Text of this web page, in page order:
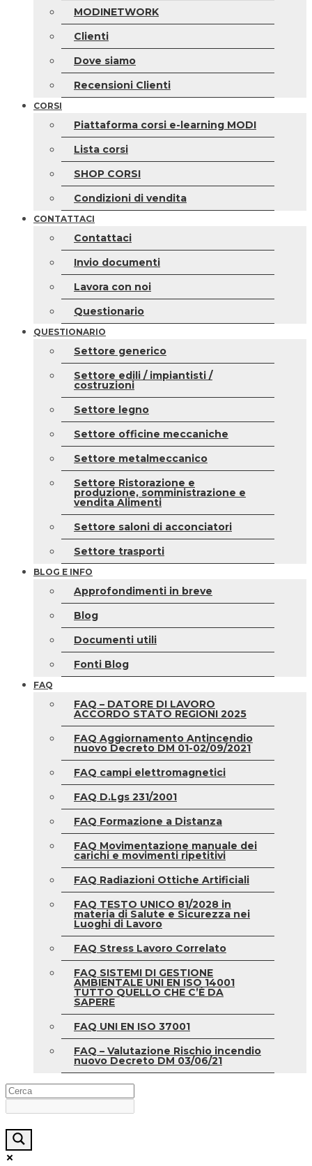
MODINETWORK
Clienti
Dove siamo
Recensioni Clienti
CORSI
Piattaforma corsi e-learning MODI
Lista corsi
SHOP CORSI
Condizioni di vendita
CONTATTACI
Contattaci
Invio documenti
Lavora con noi
Questionario
QUESTIONARIO
Settore generico
Settore edili / impiantisti /
costruzioni
Settore legno
Settore officine meccaniche
Settore metalmeccanico
Settore Ristorazione e
produzione, somministrazione e
vendita Alimenti
Settore saloni di acconciatori
Settore trasporti
BLOG E INFO
Approfondimenti in breve
Blog
Documenti utili
Fonti Blog
FAQ
FAQ – DATORE DI LAVORO
ACCORDO STATO REGIONI 2025
FAQ Aggiornamento Antincendio
nuovo Decreto DM 01-02/09/2021
FAQ campi elettromagnetici
FAQ D.Lgs 231/2001
FAQ Formazione a Distanza
FAQ Movimentazione manuale dei
carichi e movimenti ripetitivi
FAQ Radiazioni Ottiche Artificiali
FAQ TESTO UNICO 81/2028 in
materia di Salute e Sicurezza nei
Luoghi di Lavoro
FAQ Stress Lavoro Correlato
FAQ SISTEMI DI GESTIONE
AMBIENTALE UNI EN ISO 14001
TUTTO QUELLO CHE C’È DA
SAPERE
FAQ UNI EN ISO 37001
FAQ – Valutazione Rischio incendio
nuovo Decreto DM 03/06/21